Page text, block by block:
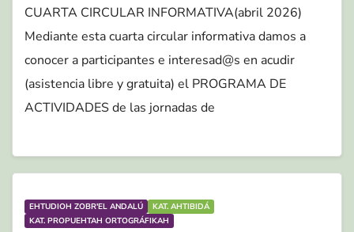
CUARTA CIRCULAR INFORMATIVA(abril 2026)
Mediante esta cuarta circular informativa damos a
conocer a participantes e interesad@s en acudir
(asistencia libre y gratuita) el PROGRAMA DE
ACTIVIDADES de las jornadas de
EHTUDIOH ZOBR'EL ANDALÚ
KAT. AHTIBIDÁ
KAT. PROPUEHTAH ORTOGRÁFIKAH